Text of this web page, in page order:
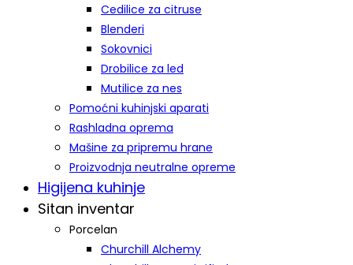
Cedilice za citruse
Blenderi
Sokovnici
Drobilice za led
Mutilice za nes
Pomoćni kuhinjski aparati
Rashladna oprema
Mašine za pripremu hrane
Proizvodnja neutralne opreme
Higijena kuhinje
Sitan inventar
Porcelan
Churchill Alchemy